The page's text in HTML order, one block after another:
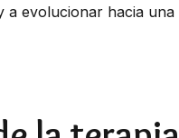
a evolucionar hacia una